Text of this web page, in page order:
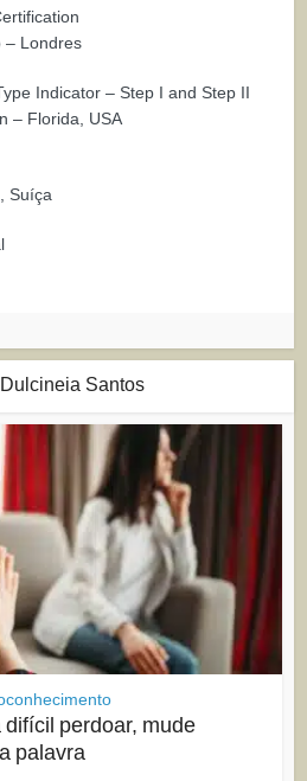
– Londres
Indicator – Step I and Step II
– Florida, USA
Suíça
Santos
perdoar, mude
a palavra